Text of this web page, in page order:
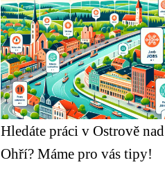
Hledáte práci v Ostrově nad
Ohří? Máme pro vás tipy!